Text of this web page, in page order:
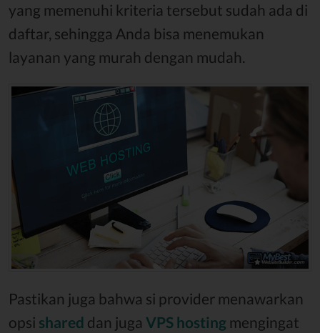
yang memenuhi kriteria tersebut sudah ada di
daftar, sehingga Anda bisa menemukan
layanan yang murah dengan mudah.
Pastikan juga bahwa si provider menawarkan
opsi shared dan juga VPS hosting mengingat